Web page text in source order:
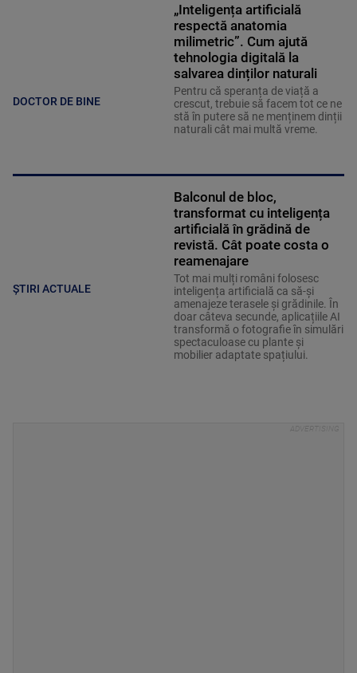
DOCTOR DE BINE
„Inteligența artificială
respectă anatomia
milimetric”. Cum ajută
tehnologia digitală la
salvarea dinților naturali
Pentru că speranța de viață a
crescut, trebuie să facem tot ce ne
stă în putere să ne menținem dinții
naturali cât mai multă vreme.
ȘTIRI ACTUALE
Balconul de bloc,
transformat cu inteligența
artificială în grădină de
revistă. Cât poate costa o
reamenajare
Tot mai mulți români folosesc
inteligența artificială ca să-și
amenajeze terasele și grădinile. În
doar câteva secunde, aplicațiile AI
transformă o fotografie în simulări
spectaculoase cu plante și
mobilier adaptate spațiului.